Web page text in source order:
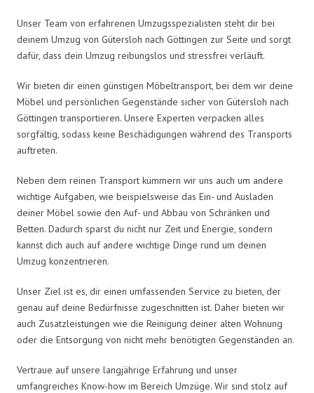
Unser Team von erfahrenen Umzugsspezialisten steht dir bei
deinem Umzug von Gütersloh nach Göttingen zur Seite und sorgt
dafür, dass dein Umzug reibungslos und stressfrei verläuft.
Wir bieten dir einen günstigen Möbeltransport, bei dem wir deine
Möbel und persönlichen Gegenstände sicher von Gütersloh nach
Göttingen transportieren. Unsere Experten verpacken alles
sorgfältig, sodass keine Beschädigungen während des Transports
auftreten.
Neben dem reinen Transport kümmern wir uns auch um andere
wichtige Aufgaben, wie beispielsweise das Ein- und Ausladen
deiner Möbel sowie den Auf- und Abbau von Schränken und
Betten. Dadurch sparst du nicht nur Zeit und Energie, sondern
kannst dich auch auf andere wichtige Dinge rund um deinen
Umzug konzentrieren.
Unser Ziel ist es, dir einen umfassenden Service zu bieten, der
genau auf deine Bedürfnisse zugeschnitten ist. Daher bieten wir
auch Zusatzleistungen wie die Reinigung deiner alten Wohnung
oder die Entsorgung von nicht mehr benötigten Gegenständen an.
Vertraue auf unsere langjährige Erfahrung und unser
umfangreiches Know-how im Bereich Umzüge. Wir sind stolz auf